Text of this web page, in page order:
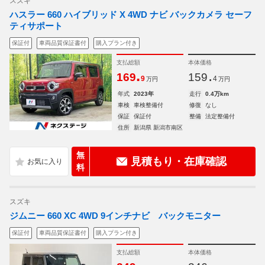
ハスラー 660 ハイブリッド X 4WD ナビ バックカメラ セーフ
ティサポート
保証付 車両品質保証書付 購入プラン付き
支払総額
169.9 万円
本体価格
159. 4 万円
年式 2023年 走行
0.4万km
車検
車検整備付 修復
なし
保証
保証付 整備
法定整備付
住所
新潟県 新潟市南区
無
料
見積もり・在庫確認
スズキ
ジムニー 660 XC 4WD 9インチナビ バックモニター
保証付 車両品質保証書付 購入プラン付き
支払総額 本体価格